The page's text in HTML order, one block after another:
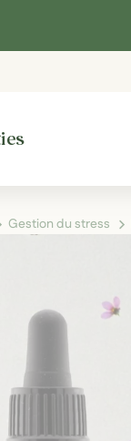
Gestion du stress